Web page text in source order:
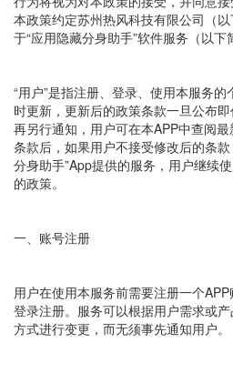
本政策约定苏州热风科技有限公司（
于“应用隐藏分身助手”软件服务（以下
“用户”是指注册、登录、使用本服务
时更新，更新后的政策条款一旦公布
再另行通知，用户可在本APP中查阅
条款后，如果用户不接受修改后的条
分身助手”App提供的服务，用户继续
的政策。
一、账号注册
用户在使用本服务前需要注册一个
登录注册。服务可以根据用户需求或
方式进行变更，而无须事先通知用户。